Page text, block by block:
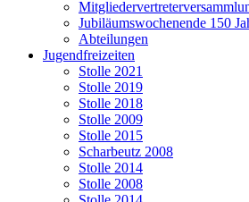
Jubiläumswochenende 150
Abteilungen
Jugendfreizeiten
Stolle 2021
Stolle 2019
Stolle 2018
Stolle 2009
Stolle 2015
Scharbeutz 2008
Stolle 2014
Stolle 2008